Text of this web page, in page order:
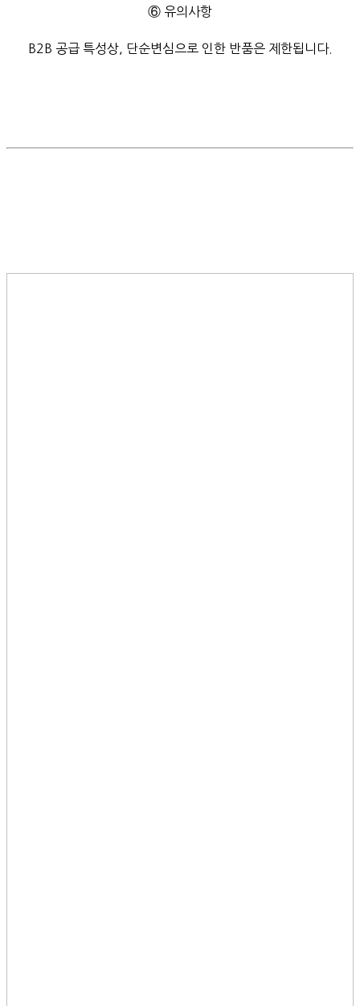
⑥ 유의사항
B2B 공급 특성상, 단순변심으로 인한 반품은 제한됩니다.